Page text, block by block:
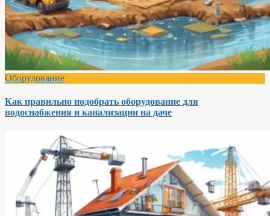
Оборудование
Как правильно подобрать оборудование для
водоснабжения и канализации на даче